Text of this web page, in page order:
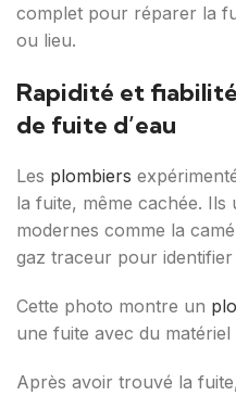
complet pour réparer la
ou lieu.
Rapidité et
de fuite d’eau
Les plombiers
la fuite, même cachée. Ils
modernes comme la
gaz traceur pour
Cette photo montre un
une fuite avec du matériel
Après avoir trouvé la